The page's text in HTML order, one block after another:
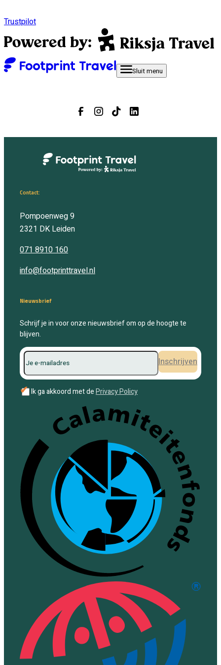
Trustpilot
Sluitmenu
Contact:
Pompoenweg 9
2321 DK Leiden
071 8910 160
info@footprinttravel.nl
Nieuwsbrief
Schrijf je in voor onze nieuwsbrief om op de hoogte te
blijven.
Inschrijven
✔ Ik ga akkoord met dePrivacy Policy